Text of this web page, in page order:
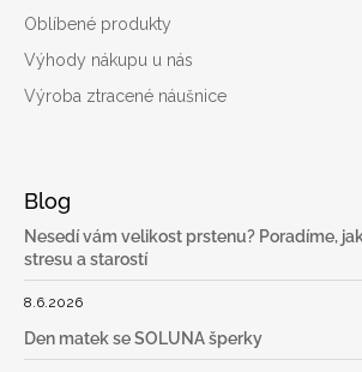
Oblíbené produkty
Výhody nákupu u nás
Výroba ztracené náušnice
Blog
Nesedí vám velikost prstenu? Poradíme,
stresu a starostí
8.6.2026
Den matek se SOLUNA šperky